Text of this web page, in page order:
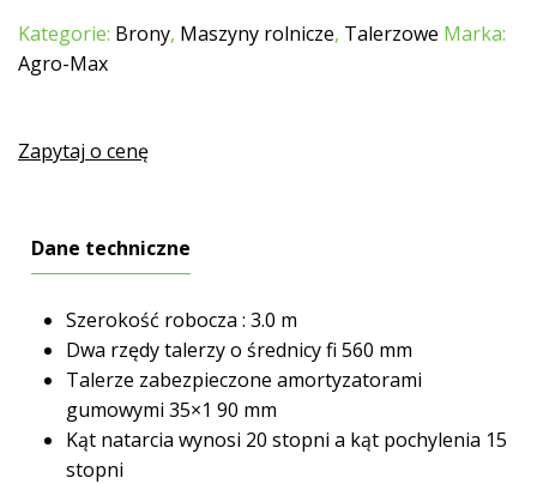
Kategorie: Brony, Maszyny rolnicze, Talerzowe Marka:
Agro-Max
Zapytaj o cenę
Dane techniczne
Szerokość robocza : 3.0 m
Dwa rzędy talerzy o średnicy fi 560 mm
Talerze zabezpieczone amortyzatorami
gumowymi 35×1 90 mm
Kąt natarcia wynosi 20 stopni a kąt pochylenia 15
stopni